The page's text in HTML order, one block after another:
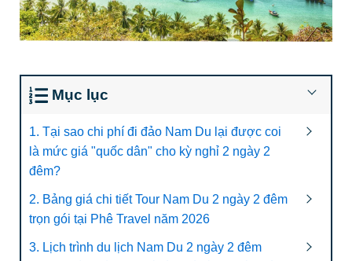
Mục lục
1. Tại sao chi phí đi đảo Nam Du lại được coi
là mức giá "quốc dân" cho kỳ nghỉ 2 ngày 2
đêm?
2. Bảng giá chi tiết Tour Nam Du 2 ngày 2 đêm
trọn gói tại Phê Travel năm 2026
3. Lịch trình du lịch Nam Du 2 ngày 2 đêm